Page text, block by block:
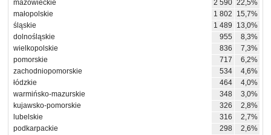
mazowieckie 2 590 22,5%
małopolskie
1 802
15,7%
śląskie
1 489
13,0%
dolnośląskie
955
8,3%
wielkopolskie
836
7,3%
pomorskie
717
6,2%
zachodniopomorskie
534
4,6%
łódzkie
464
4,0%
warmińsko-mazurskie
348
3,0%
kujawsko-pomorskie
326
2,8%
lubelskie
316
2,7%
podkarpackie
298
2,6%